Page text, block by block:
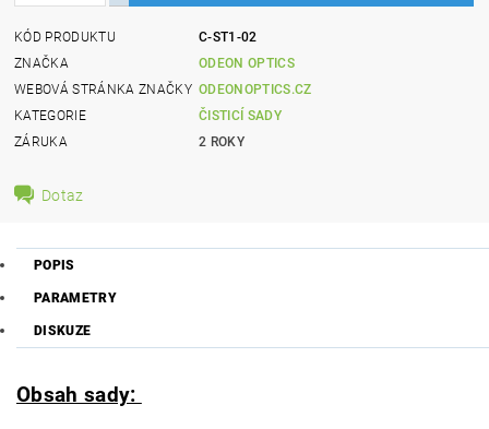
KÓD PRODUKTU
C-ST1-02
ZNAČKA
ODEON OPTICS
WEBOVÁ STRÁNKA ZNAČKY ODEONOPTICS.CZ
KATEGORIE
ČISTICÍ SADY
ZÁRUKA
2 ROKY
Dotaz
POPIS
PARAMETRY
DISKUZE
Obsah sady: